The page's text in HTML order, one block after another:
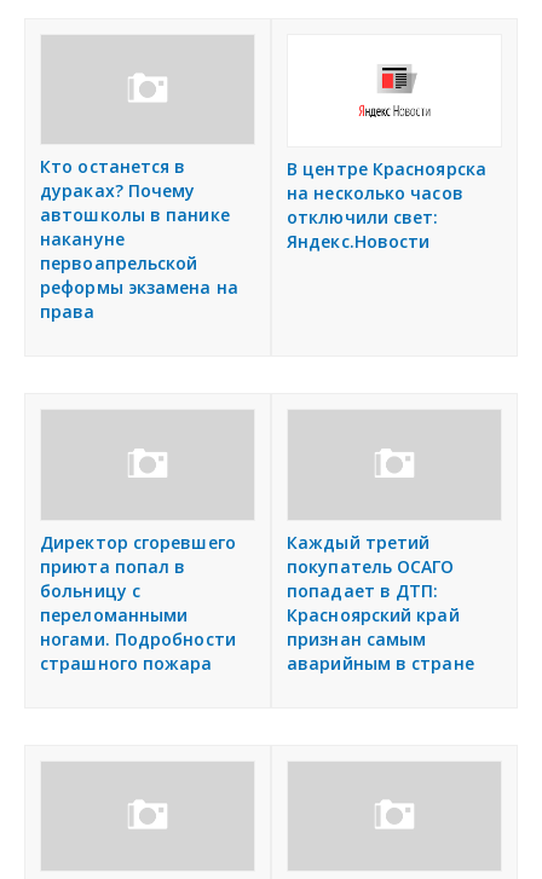
Кто останется в
дураках? Почему
автошколы в панике
накануне
первоапрельской
реформы экзамена на
права
В центре Красноярска
на несколько часов
отключили свет:
Яндекс.Новости
Директор сгоревшего
приюта попал в
больницу с
переломанными
ногами. Подробности
страшного пожара
Каждый третий
покупатель ОСАГО
попадает в ДТП:
Красноярский край
признан самым
аварийным в стране